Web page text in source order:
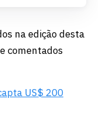
na edição desta
comentados
US$ 200